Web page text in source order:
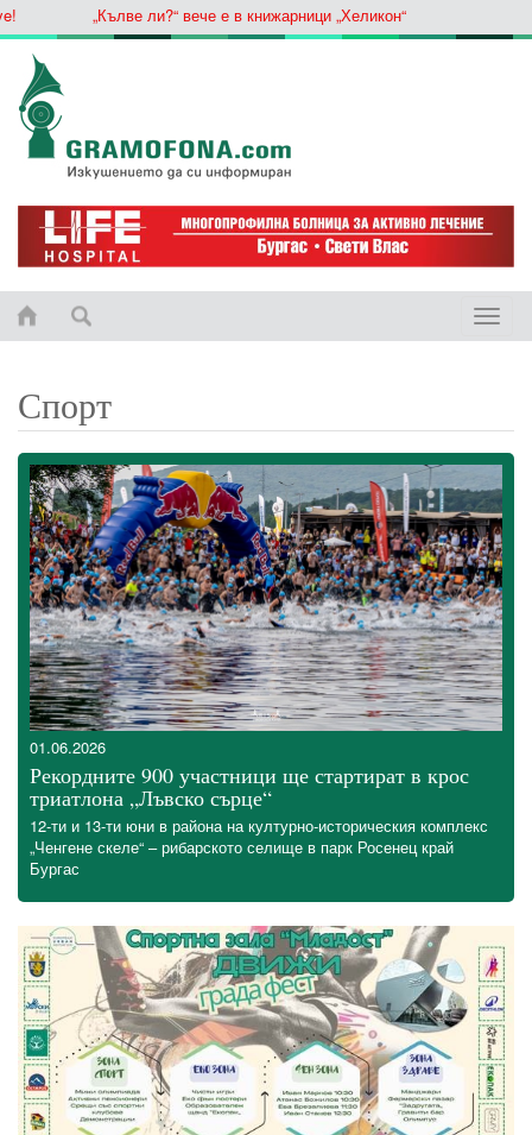
„Кълве ли?“ вече е в книжарници „Хеликон“
Toggle
Спорт
01.06.2026
Рекордните 900 участници ще стартират в крос
триатлона „Лъвско сърце“
12-ти и 13-ти юни в района на културно-историческия комплекс
„Ченгене скеле“ – рибарското селище в парк Росенец край
Бургас